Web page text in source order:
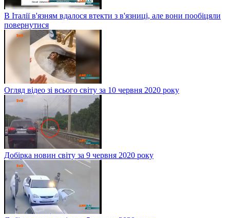
В Італії в'язням вдалося втекти з в'язниці, але вони пообіцяли
повернутися
Огляд відео зі всього світу за 10 червня 2020 року
Добірка новин світу за 9 червня 2020 року